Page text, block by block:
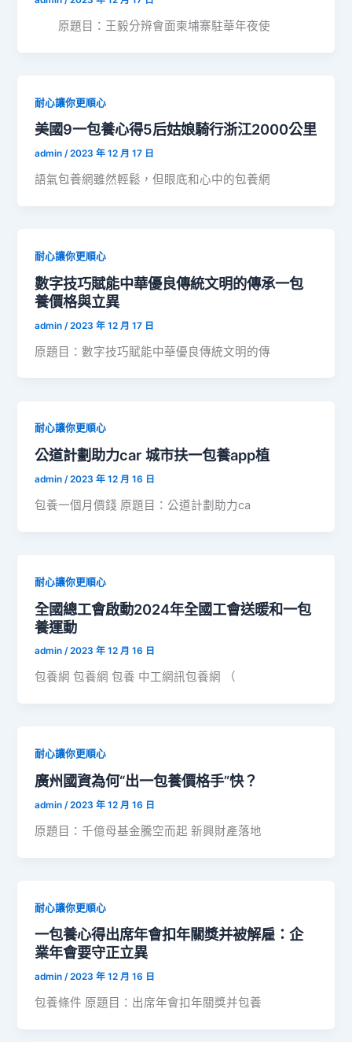
原題目：王毅分辨會面柬埔寨駐華年夜使
耐心讓你更順心
美國9一包養心得5后姑娘騎行浙江2000公里
admin/2023 年 12 月 17 日
語氣包養網雖然輕鬆，但眼底和心中的包養網
耐心讓你更順心
數字技巧賦能中華優良傳統文明的傳承一包
養價格與立異
admin /2023 年 12 月 17 日
原題目：數字技巧賦能中華優良傳統文明的傳
耐心讓你更順心
公道計劃助力car 城市扶一包養app植
admin/2023 年 12 月 16 日
包養一個月價錢 原題目：公道計劃助力ca
耐心讓你更順心
全國總工會啟動2024年全國工會送暖和一包
養運動
admin/2023 年 12 月 16 日
包養網 包養網 包養 中工網訊包養網 （
耐心讓你更順心
廣州國資為何“出一包養價格手”快？
admin/2023 年 12 月 16 日
原題目：千億母基金騰空而起 新興財產落地
耐心讓你更順心
一包養心得出席年會扣年關獎并被解雇：企
業年會要守正立異
admin/2023 年 12 月 16 日
包養條件 原題目：出席年會扣年關獎并包養